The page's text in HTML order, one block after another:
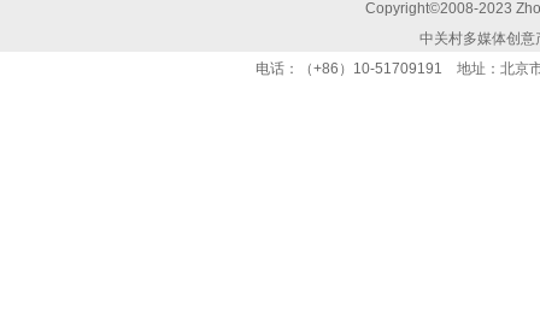
Copyright©2008-2023
中关村多媒体创
电话：（+86）10-51709191 地址：北京